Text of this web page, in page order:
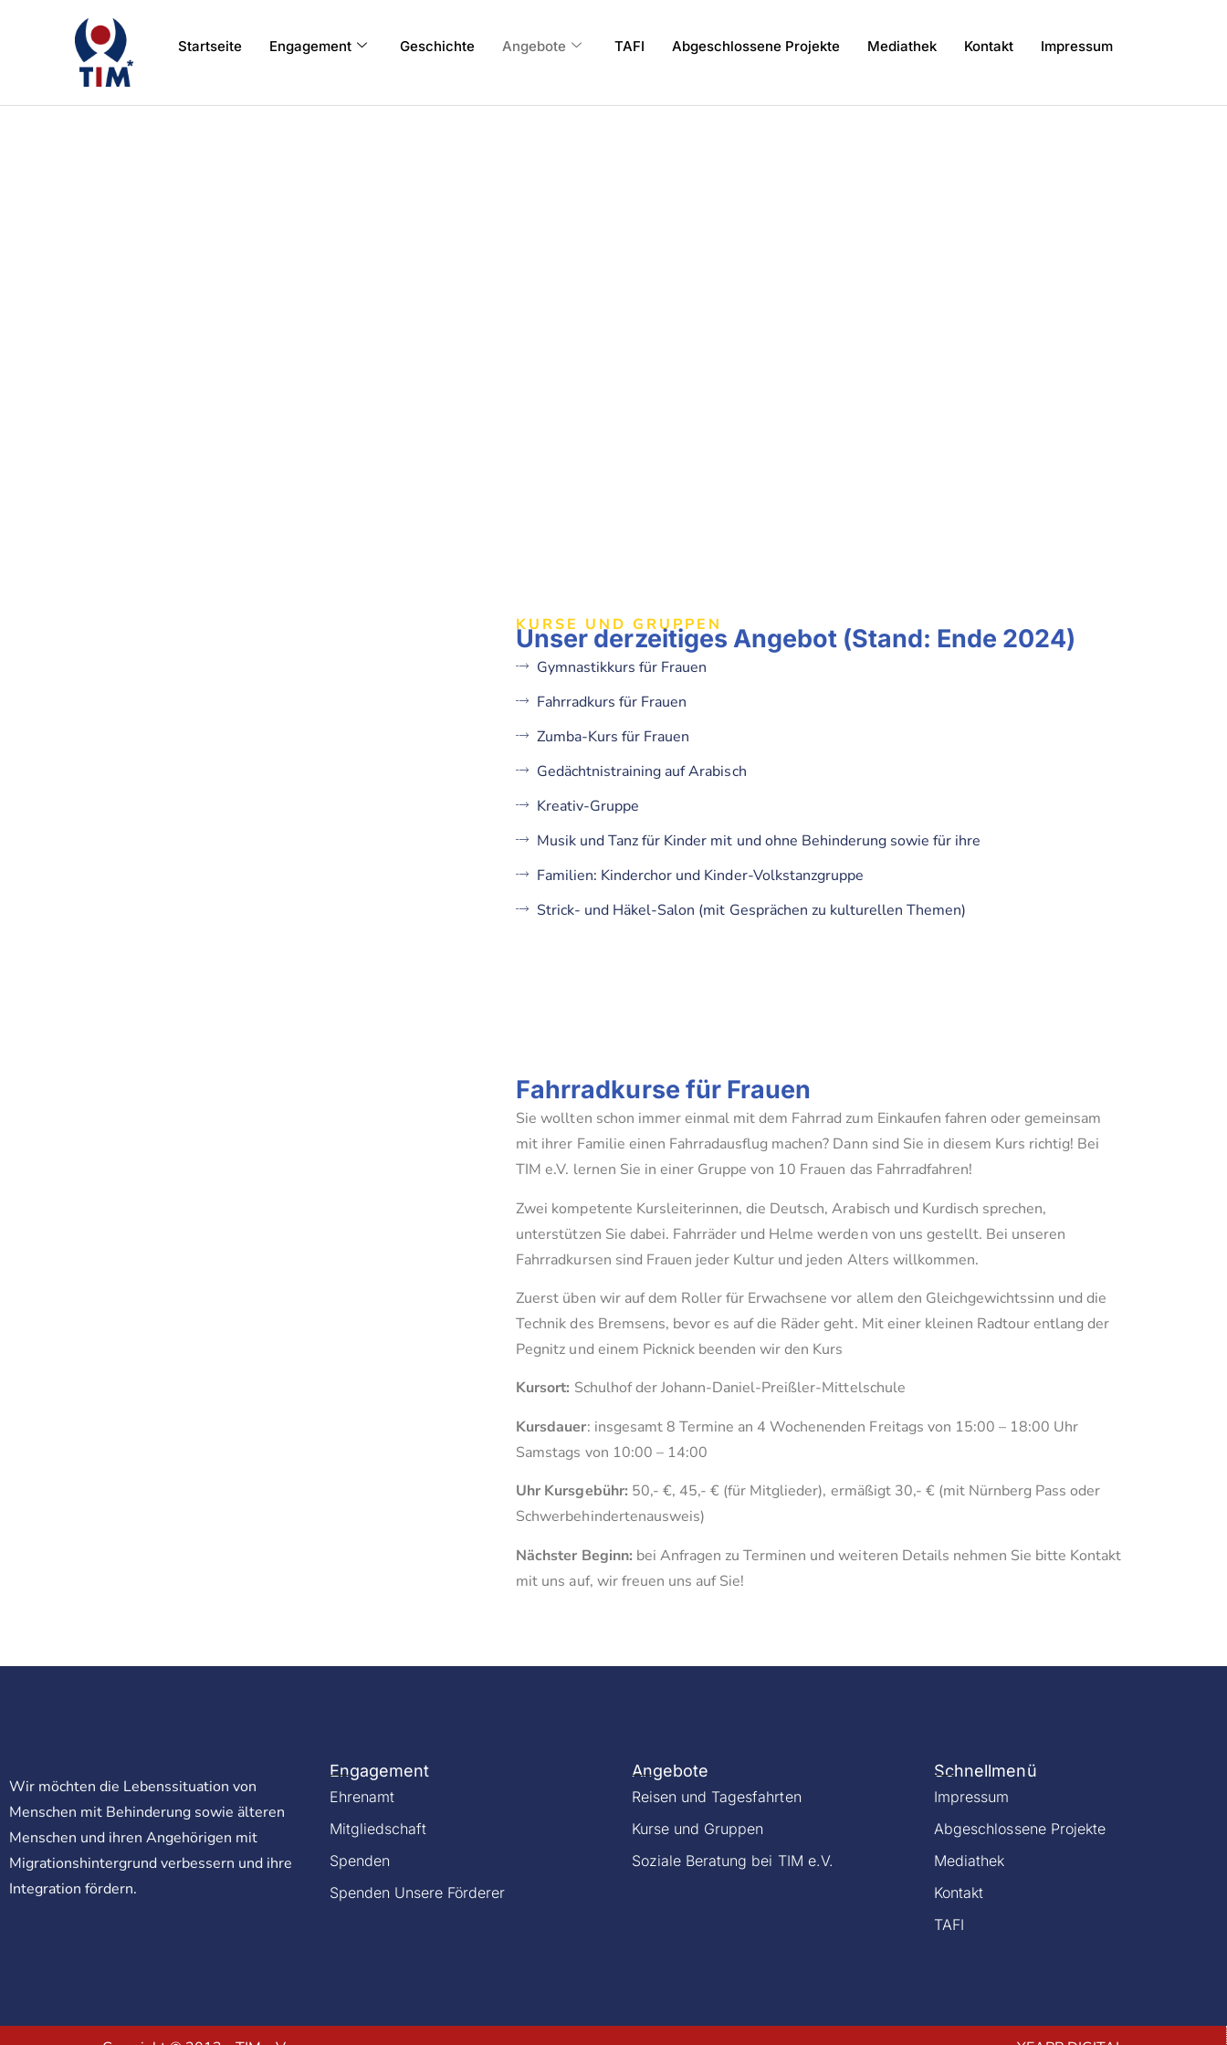
Startseite Engagement Geschichte Angebote TAFI Abgeschlossene Projekte Mediathek Kontakt Impressum
KURSE UND GRUPPEN
Unser derzeitiges Angebot (Stand: Ende 2024)
Gymnastikkurs für Frauen
Fahrradkurs für Frauen
Zumba-Kurs für Frauen
Gedächtnistraining auf Arabisch
Kreativ-Gruppe
Musik und Tanz für Kinder mit und ohne Behinderung sowie für ihre
Familien: Kinderchor und Kinder-Volkstanzgruppe
Strick- und Häkel-Salon (mit Gesprächen zu kulturellen Themen)
Fahrradkurse für Frauen
Sie wollten schon immer einmal mit dem Fahrrad zum Einkaufen fahren oder gemeinsam
mit ihrer Familie einen Fahrradausflug machen? Dann sind Sie in diesem Kurs richtig! Bei
TIM e.V. lernen Sie in einer Gruppe von 10 Frauen das Fahrradfahren!
Zwei kompetente Kursleiterinnen, die Deutsch, Arabisch und Kurdisch sprechen,
unterstützen Sie dabei. Fahrräder und Helme werden von uns gestellt. Bei unseren
Fahrradkursen sind Frauen jeder Kultur und jeden Alters willkommen.
Zuerst üben wir auf dem Roller für Erwachsene vor allem den Gleichgewichtssinn und die
Technik des Bremsens, bevor es auf die Räder geht. Mit einer kleinen Radtour entlang der
Pegnitz und einem Picknick beenden wir den Kurs
Kursort: Schulhof der Johann-Daniel-Preißler-Mittelschule
Kursdauer: insgesamt 8 Termine an 4 Wochenenden Freitags von 15:00 – 18:00 Uhr
Samstags von 10:00 – 14:00
Uhr Kursgebühr: 50,- €, 45,- € (für Mitglieder), ermäßigt 30,- € (mit Nürnberg Pass oder
Schwerbehindertenausweis)
Nächster Beginn: bei Anfragen zu Terminen und weiteren Details nehmen Sie bitte Kontakt
mit uns auf, wir freuen uns auf Sie!
Wir möchten die Lebenssituation von
Menschen mit Behinderung sowie älteren
Menschen und ihren Angehörigen mit
Migrationshintergrund verbessern und ihre
Integration fördern.
Engagement
Ehrenamt
Mitgliedschaft
Spenden
Spenden Unsere Förderer
Angebote
Reisen und Tagesfahrten
Kurse und Gruppen
Soziale Beratung bei TIM e.V.
Schnellmenü
Impressum
Abgeschlossene Projekte
Mediathek
Kontakt
TAFI